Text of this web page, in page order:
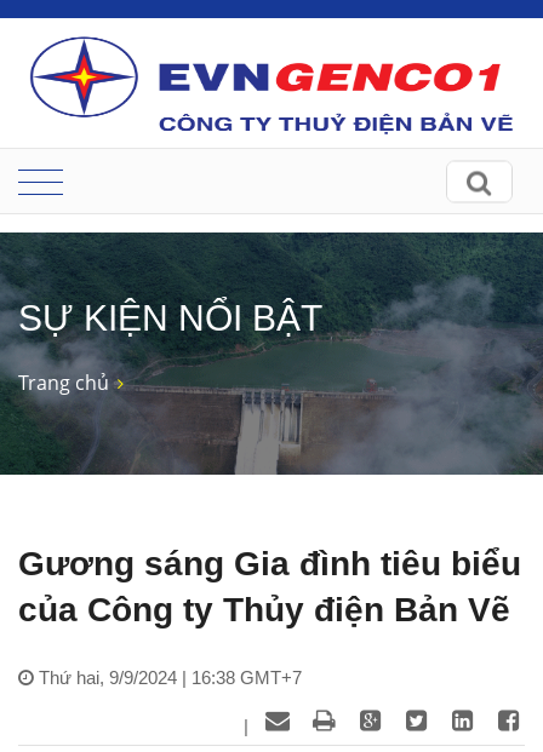
SỰ KIỆN NỔI BẬT
Trang chủ
Gương sáng Gia đình tiêu biểu
của Công ty Thủy điện Bản Vẽ
Thứ hai, 9/9/2024 | 16:38 GMT+7
|